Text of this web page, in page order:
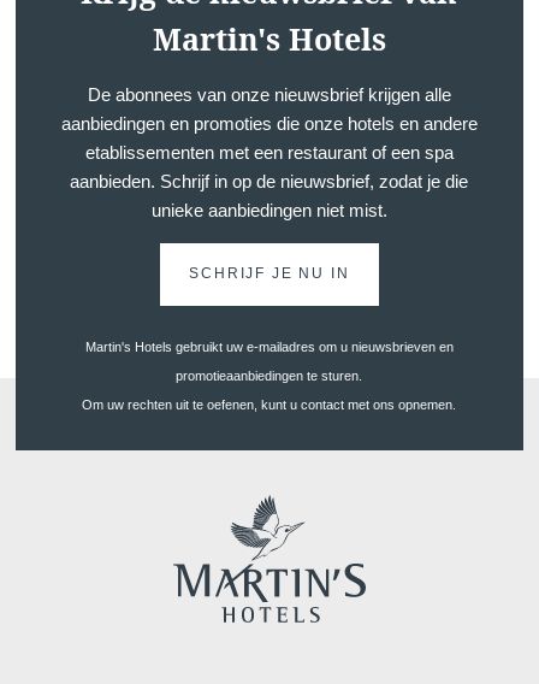
Martin's Hotels
De abonnees van onze nieuwsbrief krijgen alle
aanbiedingen en promoties die onze hotels en andere
etablissementen met een restaurant of een spa
aanbieden. Schrijf in op de nieuwsbrief, zodat je die
unieke aanbiedingen niet mist.
SCHRIJF JE NU IN
Martin's Hotels gebruikt uw e-mailadres om u nieuwsbrieven en
promotieaanbiedingen te sturen.
Om uw rechten uit te oefenen, kunt u contact met ons opnemen.